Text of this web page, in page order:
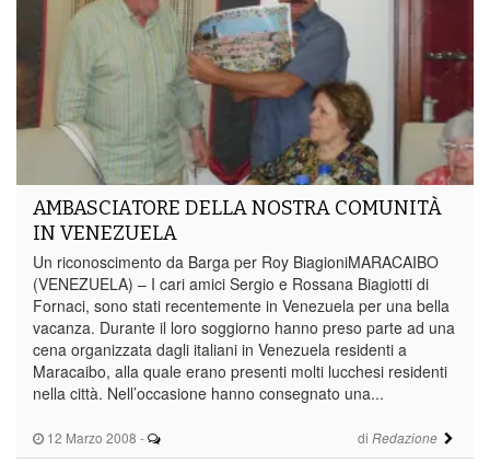
12 Marzo 2008 - di Redazione
AMBASCIATORE DELLA NOSTRA COMUNITÀ
IN VENEZUELA
Un riconoscimento da Barga per Roy BiagioniMARACAIBO
(VENEZUELA) – I cari amici Sergio e Rossana Biagiotti di
Fornaci, sono stati recentemente in Venezuela per una bella
vacanza. Durante il loro soggiorno hanno preso parte ad una
cena organizzata dagli italiani in Venezuela residenti a
Maracaibo, alla quale erano presenti molti lucchesi residenti
nella città. Nell’occasione hanno consegnato una...